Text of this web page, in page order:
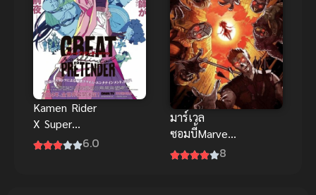
Kamen Rider
X Super
Sentai X 6.0
มาร์เวล
ซอมบี้Marvel
Zombies 8